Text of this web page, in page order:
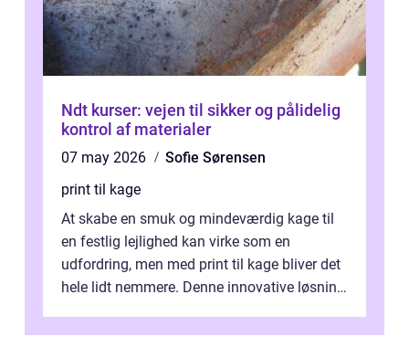
Ndt kurser: vejen til sikker og pålidelig
kontrol af materialer
07 may 2026
Sofie Sørensen
print til kage
At skabe en smuk og mindeværdig kage til
en festlig lejlighed kan virke som en
udfordring, men med print til kage bliver det
hele lidt nemmere. Denne innovative løsning